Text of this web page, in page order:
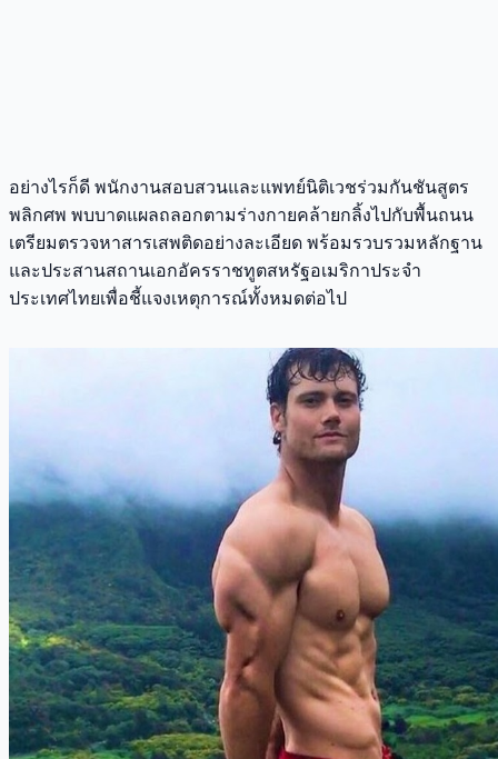
อย่างไรก็ดี พนักงานสอบสวนและแพทย์นิติเวชร่วมกันชันสูตร
พลิกศพ พบบาดแผลถลอกตามร่างกายคล้ายกลิ้งไปกับพื้นถนน
เตรียมตรวจหาสารเสพติดอย่างละเอียด พร้อมรวบรวมหลักฐาน
และประสานสถานเอกอัครราชทูตสหรัฐอเมริกาประจำ
ประเทศไทยเพื่อชี้แจงเหตุการณ์ทั้งหมดต่อไป